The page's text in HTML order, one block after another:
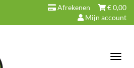
€0,00
Afrekenen
Mijn account